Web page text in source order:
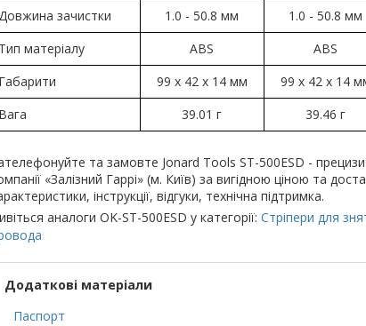
Довжина зачистки
1.0 - 50.8 мм 1.0 - 50.8 мм
Тип матеріалу
ABS ABS
Габарити
99 x 42 x 14 мм 99 x 42 x 14
Вага
39.01 г 39.46 г
та замовте Jonard Tools ST-500ESD -
«Залізний Гаррі» (м. Київ) за вигідною ціною та
інструкції, відгуки, технічна підтримка.
аналоги OK-ST-500ESD у категорії: Стріпери для
Додаткові матеріали
Паспорт